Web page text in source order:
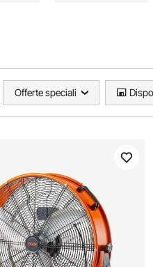
Offerte speciali